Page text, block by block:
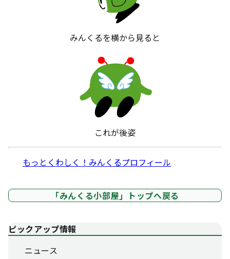
みんくるを横から見ると
これが後姿
もっとくわしく！みんくるプロフィール
「みんくる小部屋」トップへ戻る
ピックアップ情報
ニュース